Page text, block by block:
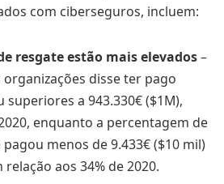
com ciberseguros, incluem:
resgate estão mais elevados–
organizações disse ter pago
superiores a 943.330€ ($1M),
enquanto a percentagem de
menos de 9.433€ ($10 mil)
relação aos 34% de 2020.